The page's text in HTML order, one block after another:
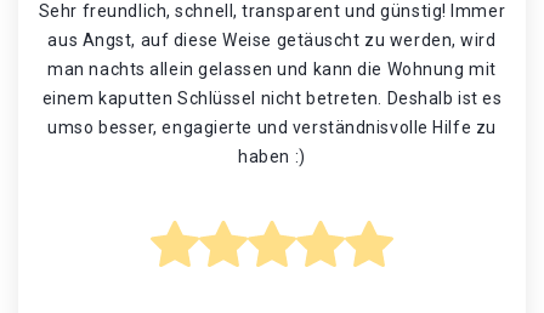
Sehr freundlich, schnell, transparent und günstig! Immer
aus Angst, auf diese Weise getäuscht zu werden, wird
man nachts allein gelassen und kann die Wohnung mit
einem kaputten Schlüssel nicht betreten. Deshalb ist es
umso besser, engagierte und verständnisvolle Hilfe zu
haben :)